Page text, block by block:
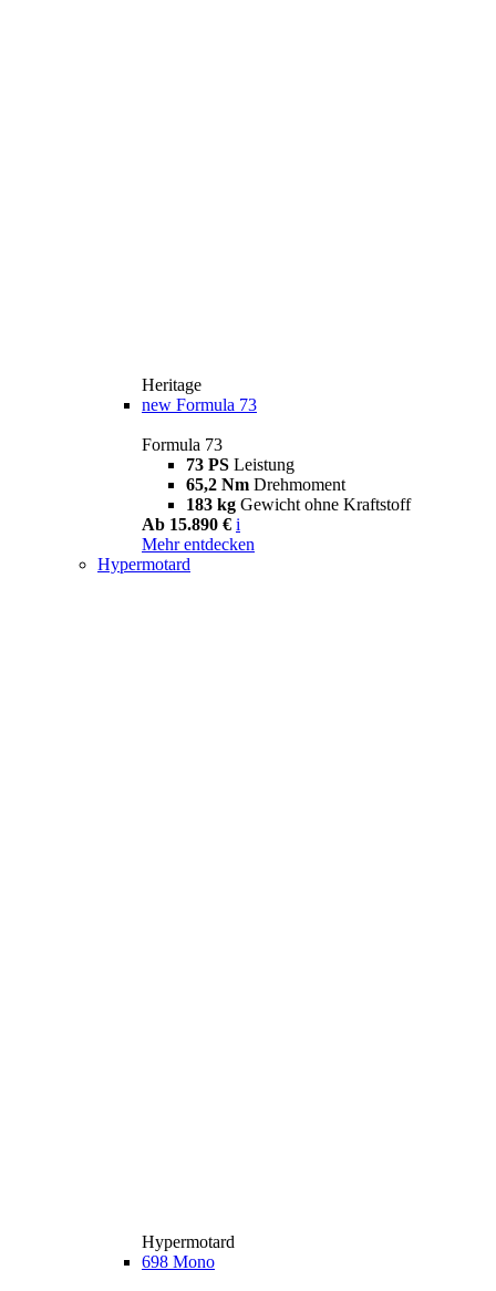
Heritage
new Formula 73
Formula 73
73 PS Leistung
65,2 Nm Drehmoment
183 kg Gewicht ohne Kraftstoff
Ab 15.890 € i
Mehr entdecken
Hypermotard
Hypermotard
698 Mono